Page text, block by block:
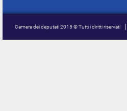
Camera dei deputati 2015 © Tutti i diritti riservati